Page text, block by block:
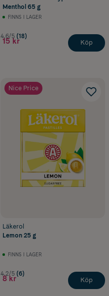
Menthol 65 g
FINNS I LAGER
4.6/5 (18)
15 kr Köp
Nice Price
Läkerol
Lemon 25 g
FINNS I LAGER
4.2/5 (6)
8 kr Köp